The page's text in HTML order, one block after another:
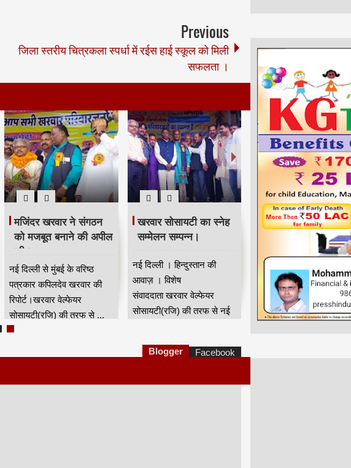
Previous
जिला स्तरीय चित्रकला स्पर्धा में रईस हाई स्कूल को मिली
सफलता ।
मजिंदर खरवार ने संगठन
को मजबूत बनाने की अपील
की।
नई दिल्ली से मुंबई के वरिष्ठ
पत्रकार कपिलदेव खरवार की
रिपोर्ट।खरवार वेल्फेयर
सोसायटी(रजि) की तरफ से ...
खरवार सोसायटी का स्नेह
सम्मेलन सम्पन्न।
नई दिल्ली । हिन्दुस्तान की
आवाज़ । विशेष
संवाददाता खरवार वेल्फेयर
सोसायटी(रजि) की तरफ से नई
Blogger Facebook